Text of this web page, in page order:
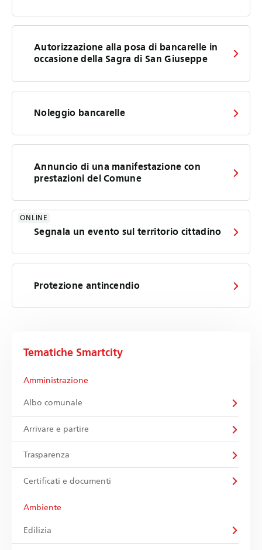
Autorizzazione alla posa di bancarelle in
occasione della Sagra di San Giuseppe
Noleggio bancarelle
Annuncio di una manifestazione con
prestazioni del Comune
ONLINE
Segnala un evento sul territorio cittadino
Protezione antincendio
Tematiche Smartcity
Amministrazione
Albo comunale
Arrivare e partire
Trasparenza
Certificati e documenti
Ambiente
Edilizia